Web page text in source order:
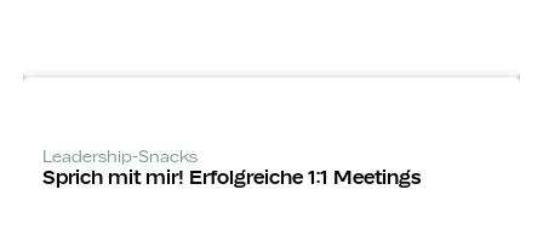
Leadership-Snacks
Sprich mit mir! Erfolgreiche 1:1 Meetings